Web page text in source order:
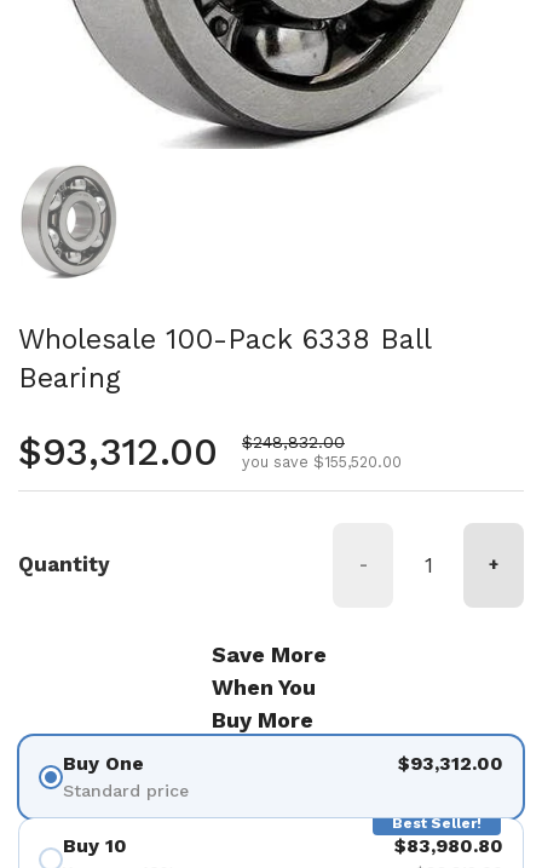
Folie 1 anzeigen
Wholesale 100-Pack 6338 Ball
Bearing
Regular price
$93,312.00 Sale price
$248,832.00
you save $155,520.00
Quantity - +
Save More
When You
Buy More
Buy One
Standard price
$93,312.00
Best Seller!
Buy 10 $83,980.80